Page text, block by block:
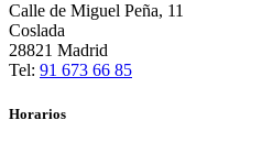
Calle de Miguel Peña, 11
Coslada
28821 Madrid
Tel: 91 673 66 85
Horarios